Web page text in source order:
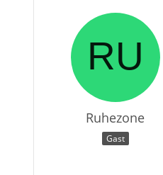
Ruhezone
Gast